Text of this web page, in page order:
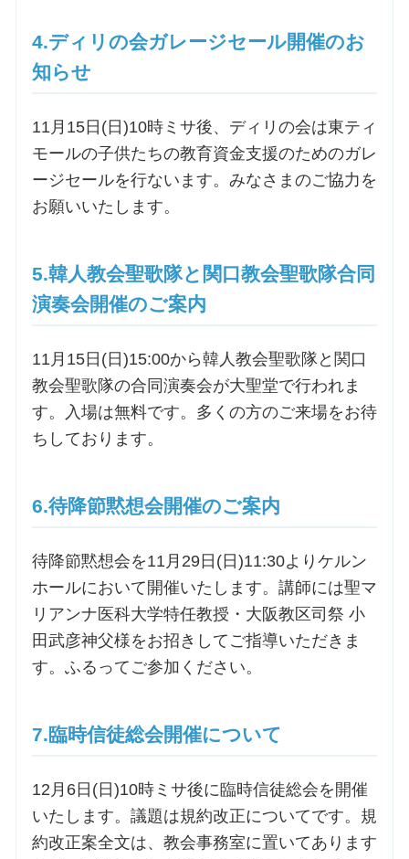
4.ディリの会ガレージセール開催のお
知らせ
11月15日(日)10時ミサ後、ディリの会は東ティ
モールの子供たちの教育資金支援のためのガレ
ージセールを行ないます。みなさまのご協力を
お願いいたします。
5.韓人教会聖歌隊と関口教会聖歌隊合同
演奏会開催のご案内
11月15日(日)15:00から韓人教会聖歌隊と関口
教会聖歌隊の合同演奏会が大聖堂で行われま
す。入場は無料です。多くの方のご来場をお待
ちしております。
6.待降節黙想会開催のご案内
待降節黙想会を11月29日(日)11:30よりケルン
ホールにおいて開催いたします。講師には聖マ
リアンナ医科大学特任教授・大阪教区司祭 小
田武彦神父様をお招きしてご指導いただきま
す。ふるってご参加ください。
7.臨時信徒総会開催について
12月6日(日)10時ミサ後に臨時信徒総会を開催
いたします。議題は規約改正についてです。規
約改正案全文は、教会事務室に置いてあります